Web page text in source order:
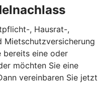
, Hausrat-,
Mietschutzversicherung
bereits eine oder
möchten Sie eine
vereinbaren Sie jetzt